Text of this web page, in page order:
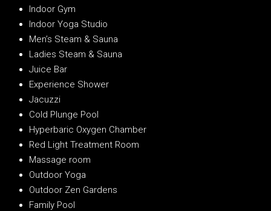
Indoor Gym
Indoor Yoga Studio
Men’s Steam & Sauna
Ladies Steam & Sauna
Juice Bar
Experience Shower
Jacuzzi
Cold Plunge Pool
Hyperbaric Oxygen Chamber
Red Light Treatment Room
Massage room
Outdoor Yoga
Outdoor Zen Gardens
Family Pool